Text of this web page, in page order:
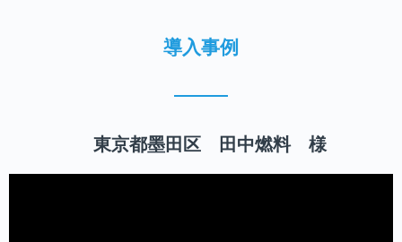
導入事例
東京都墨田区 田中燃料 様